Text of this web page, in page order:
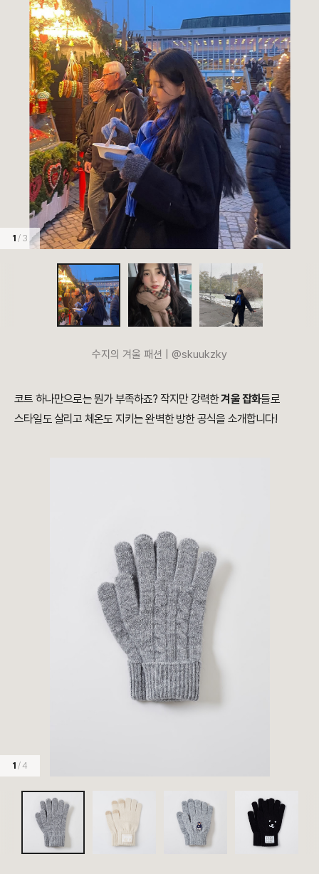
1 / 3
수지의 겨울 패션 | @skuukzky
코트 하나만으로는 뭔가 부족하죠? 작지만 강력한겨울 잡화들로
스타일도 살리고 체온도 지키는 완벽한 방한 공식을 소개합니다!
1 / 4